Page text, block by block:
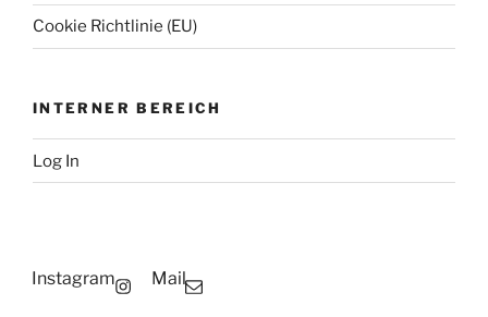
Cookie Richtlinie (EU)
INTERNER BEREICH
Log In
Instagram Mail